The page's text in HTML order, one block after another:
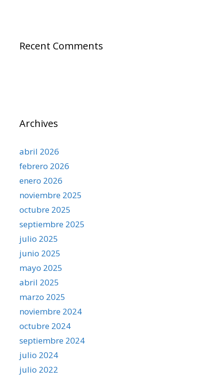
Recent Comments
Archives
abril 2026
febrero 2026
enero 2026
noviembre 2025
octubre 2025
septiembre 2025
julio 2025
junio 2025
mayo 2025
abril 2025
marzo 2025
noviembre 2024
octubre 2024
septiembre 2024
julio 2024
julio 2022